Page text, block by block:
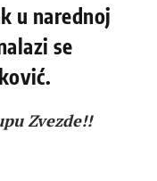
u narednoj
se
Zvezde!!